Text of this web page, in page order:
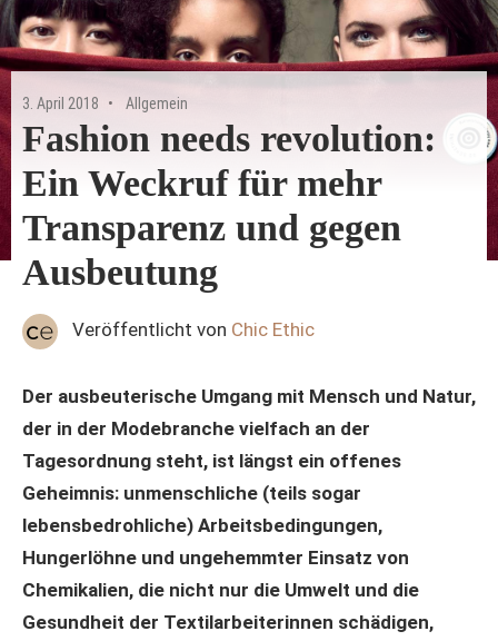
3. April 2018 Allgemein
Fashion needs revolution:
Ein Weckruf für mehr
Transparenz und gegen
Ausbeutung
Veröffentlicht von Chic Ethic
Der ausbeuterische Umgang mit Mensch und Natur,
der in der Modebranche vielfach an der
Tagesordnung steht, ist längst ein offenes
Geheimnis: unmenschliche (teils sogar
lebensbedrohliche) Arbeitsbedingungen,
Hungerlöhne und ungehemmter Einsatz von
Chemikalien, die nicht nur die Umwelt und die
Gesundheit der Textilarbeiterinnen schädigen,